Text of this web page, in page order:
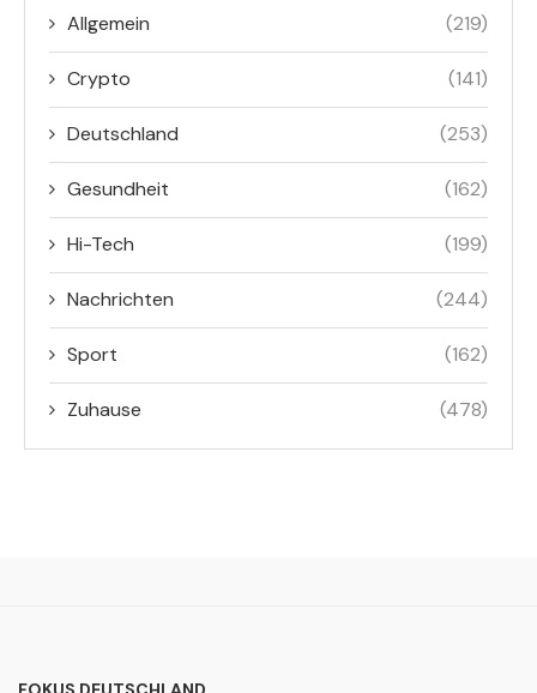
Allgemein (219)
Crypto (141)
Deutschland (253)
Gesundheit (162)
Hi-Tech (199)
Nachrichten (244)
Sport (162)
Zuhause (478)